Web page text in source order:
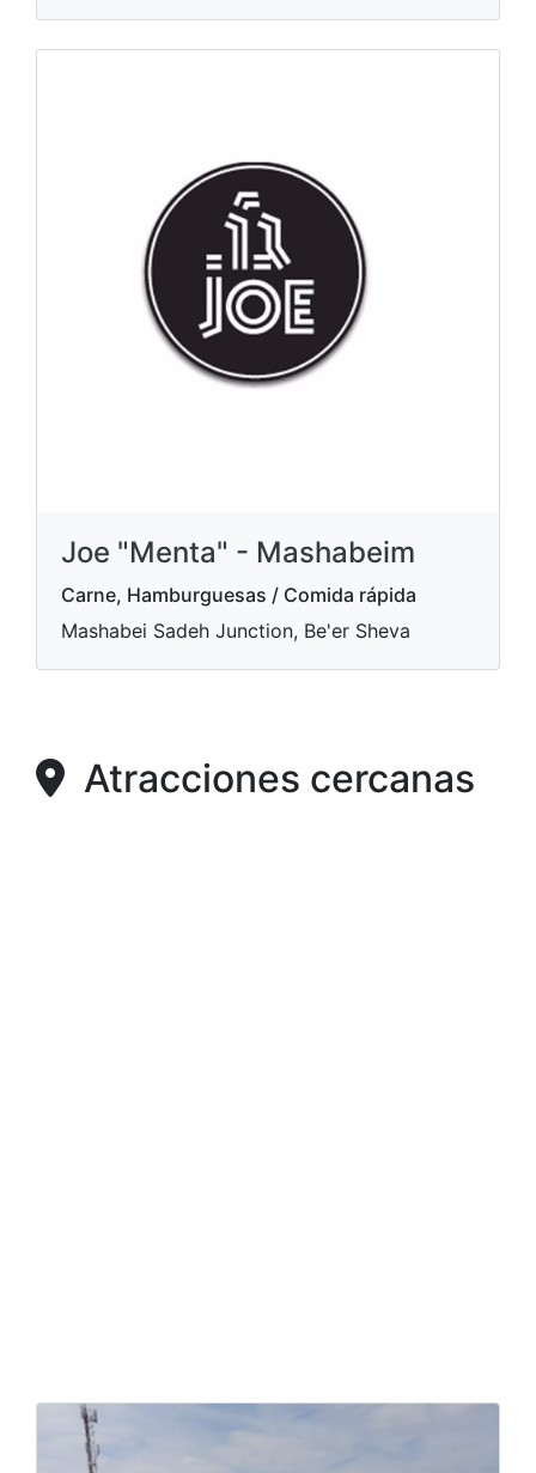
Joe "Menta" - Mashabeim
Carne, Hamburguesas / Comida rápida
Mashabei Sadeh Junction, Be'er Sheva
Atracciones cercanas